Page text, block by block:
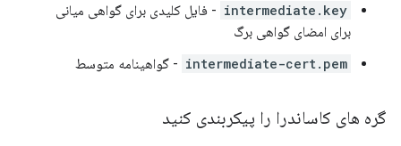
intermediate.key - فایل کلیدی برای گواهی میانی
برای امضای گواهی برگ
intermediate-cert.pem - گواهینامه متوسط
گره های کاساندرا را پیکربندی کنید